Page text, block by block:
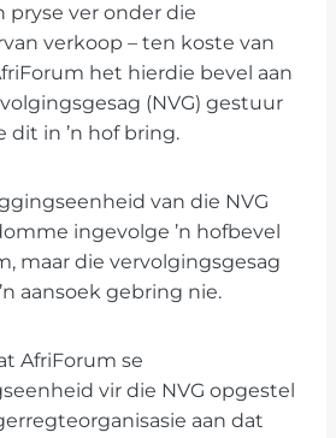
ver onder die
verkoop – ten koste van
het hierdie bevel aan
(NVG) gestuur
dit in ’n hof bring.
van die NVG
ingevolge ’n hofbevel
maar die vervolgingsgesag
aansoek gebring nie.
AfriForum se
vir die NVG opgestel
aan dat